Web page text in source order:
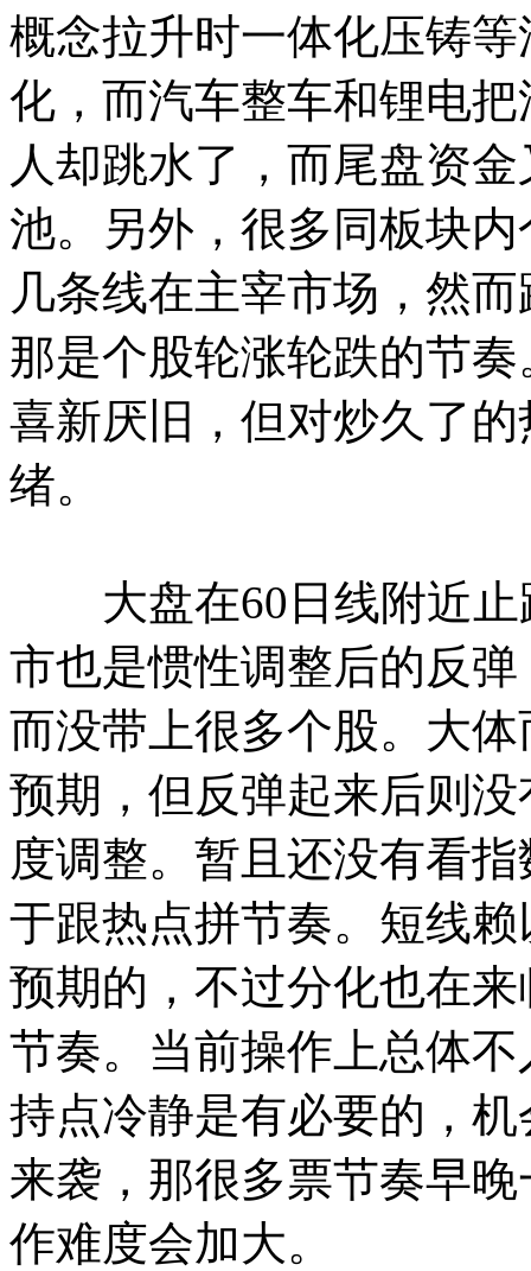
概念拉升时一体化压铸
化，而汽车整车和锂电
人却跳水了，而尾盘资
池。另外，很多同板块
几条线在主宰市场，然
那是个股轮涨轮跌的节
喜新厌旧，但对炒久了
绪。
大盘在60日线附近止
市也是惯性调整后的反
而没带上很多个股。大
预期，但反弹起来后则
度调整。暂且还没有看
于跟热点拼节奏。短线
预期的，不过分化也在
节奏。当前操作上总体
持点冷静是有必要的，
来袭，那很多票节奏早
作难度会加大。